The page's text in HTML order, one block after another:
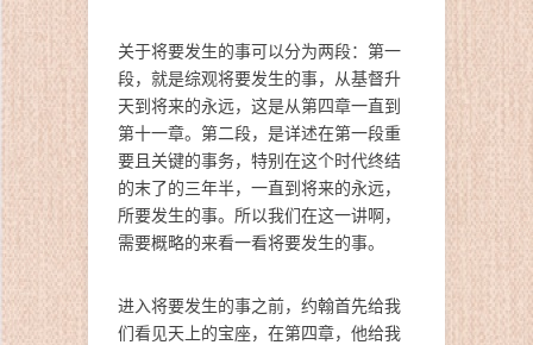
关于将要发生的事可以分为两段：第一
段，就是综观将要发生的事，从基督升
天到将来的永远，这是从第四章一直到
第十一章。第二段，是详述在第一段重
要且关键的事务，特别在这个时代终结
的末了的三年半，一直到将来的永远，
所要发生的事。所以我们在这一讲啊，
需要概略的来看一看将要发生的事。
进入将要发生的事之前，约翰首先给我
们看见天上的宝座，在第四章，他给我